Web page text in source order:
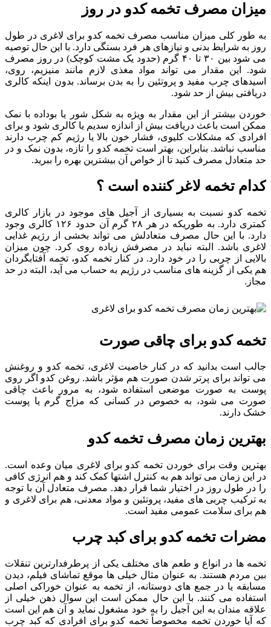
میزان مصرف تخمه کدو در روز
به طور کلی میزان مناسب مصرف تخمه کدو برای لاغری در طول
روز به شرایط بدنی و نیازهای هر فرد بستگی دارد. با این حال توصیه
می شود بین ۳۰ تا ۴۰ گرم (حدود یک مشت کوچک) در روز مصرف
شود. این مقدار می تواند مواد مغذی لازم مانند منیزیم، روی،
اسیدهای چرب مفید و پروتئین را به بدن برساند. بدون اینکه کالری
دریافتی بیش از حد شود.
خوردن بیشتر از این مقدار به ویژه به شکل شور یا بوداده با نمک
ممکن است باعث دریافت بیش از اندازه سدیم یا کالری شود و برای
افرادی که مشکلات کلیوی، فشار خون بالا یا رژیم کم چرب دارند
مناسب نباشد. بنابراین، بهتر است تخمه کدو را تازه، بدون نمک و در
حد متعادل مصرف کنید تا از خواص آن بیشترین بهره را ببرید.
کدام تخمه لاغر کننده است ؟
تخمه کدو نسبت به بسیاری از آجیل های موجود در بازار کالری
کمتری دارد. به طوریکه در هر ۲۸ گرم آن حدود ۱۲۶ کالری وجود
دارد. با این حال مصرف متعادلش می تواند بخشی از رژیم غذایی
لاغری باشد. البته نباید در مصرفش زیاده روی کرد. چون میزان
بالایی از چربی را در خود دارد. در کنار تخمه کدو، تخمه آفتابگردان
هم یکی از گزینه های مناسب در رژیم به حساب می آید، البته در حد
مجاز.
تخمه کدو برای چاقی صورت
جالب است بدانید که در کنار خاصیت لاغری، تخمه کدو و روغنش
می تواند برای پرتر شدن صورت هم مؤثر باشد. روغن کدو اگر روی
پوست به صورت موضعی استفاده شود، به مرور باعث چاقی
صورت می شود، به خصوص در کسانی که مزاج گرم یا پوست
خشک دارند.
بهترین زمان مصرف تخمه کدو
بهترین وقت برای خوردن تخمه کدو برای لاغری میان وعده است.
در این زمان می تواند هم به کنترل اشتها کمک کند و هم انرژی کافی
را در طول روز در اختیار شما قرار دهد. مصرف متعادل آن با توجه
به ترکیب چربی های مفید، پروتئین و مواد معدنی، هم برای لاغری و
هم برای سلامت عمومی مفید است.
مضرات تخمه کدو برای کبد چرب
تخمه ها در انواع و طعم های مختلف یکی از پرطرفدارترین تنقلات
بین مردم هستند. به عنوان مثال خیلی ها موقع تماشای فیلم، دیدن
مسابقه یا در جمع های دوستانه، از تخمه به عنوان خوراکی اصلی
استفاده می کنند. با این حال ممکن است این سوال ذهن خیلی از
علاقه مندان به این آجیل را به خود مشغول نماید و آن هم این است
که آیا خوردن تخمه مخصوصاً تخمه کدو برای افرادی که کبد چرب